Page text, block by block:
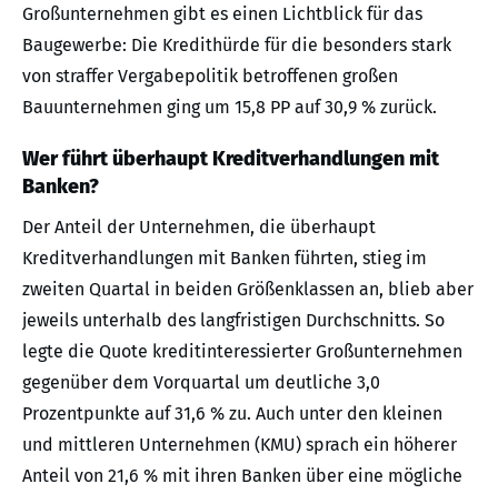
Großunternehmen gibt es einen Lichtblick für das
Baugewerbe: Die Kredithürde für die besonders stark
von straffer Vergabepolitik betroffenen großen
Bauunternehmen ging um 15,8 PP auf 30,9 % zurück.
Wer führt überhaupt Kreditverhandlungen mit
Banken?
Der Anteil der Unternehmen, die überhaupt
Kreditverhandlungen mit Banken führten, stieg im
zweiten Quartal in beiden Größenklassen an, blieb aber
jeweils unterhalb des langfristigen Durchschnitts. So
legte die Quote kreditinteressierter Großunternehmen
gegenüber dem Vorquartal um deutliche 3,0
Prozentpunkte auf 31,6 % zu. Auch unter den kleinen
und mittleren Unternehmen (KMU) sprach ein höherer
Anteil von 21,6 % mit ihren Banken über eine mögliche